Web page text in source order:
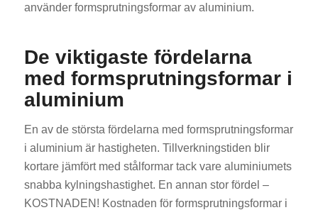
använder formsprutningsformar av aluminium.
De viktigaste fördelarna
med formsprutningsformar i
aluminium
En av de största fördelarna med formsprutningsformar
i aluminium är hastigheten. Tillverkningstiden blir
kortare jämfört med stålformar tack vare aluminiumets
snabba kylningshastighet. En annan stor fördel –
KOSTNADEN! Kostnaden för formsprutningsformar i